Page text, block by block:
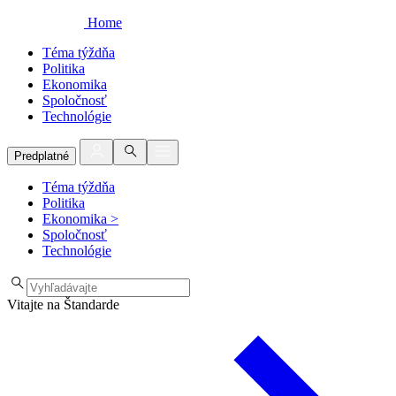
Home
Téma týždňa
Politika
Ekonomika
Spoločnosť
Technológie
Predplatné
Téma týždňa
Politika
Ekonomika >
Spoločnosť
Technológie
Vitajte na Štandarde